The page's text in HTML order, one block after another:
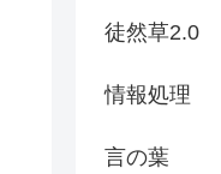
徒然草2.0
情報処理
言の葉